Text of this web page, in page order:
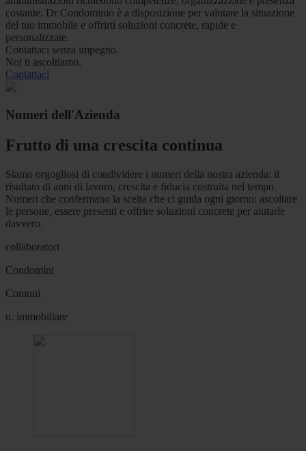
costante. Dr Condominio è a disposizione per valutare la situazione
del tuo immobile e offrirti soluzioni concrete, rapide e
personalizzate.
Contattaci senza impegno.
Noi ti ascoltiamo.
Contattaci
Numeri dell'Azienda
Frutto di una crescita continua
Siamo orgogliosi di condividere i numeri della nostra azienda: il
risultato di anni di lavoro, crescita e fiducia costruita nel tempo.
Numeri che confermano la scelta che ci guida ogni giorno: ascoltare
le persone, essere presenti e offrire soluzioni concrete per aiutarle
davvero.
collaboratori
Condomini
Comuni
u. immobiliare